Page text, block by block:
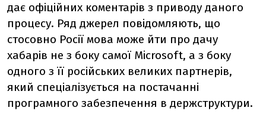
дає офіційних коментарів з приводу даного
процесу. Ряд джерел повідомляють, що
стосовно Росії мова може йти про дачу
хабарів не з боку самої Microsoft, а з боку
одного з її російських великих партнерів,
який спеціалізується на постачанні
програмного забезпечення в держструктури.